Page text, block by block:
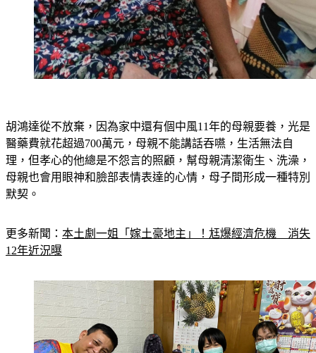
胡鴻達從不放棄，因為家中還有個中風11年的母親要養，光是
醫藥費就花超過700萬元，母親不能講話吞嚥，生活無法自
理，但孝心的他總是不怨言的照顧，幫母親清潔衛生、洗澡，
母親也會用眼神和臉部表情表達的心情，母子間形成一種特別
默契。
更多新聞： 本土劇一姐「嫁土豪地主」！尪爆經濟危機　消失
12年近況曝